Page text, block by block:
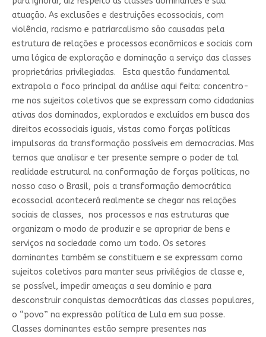
atuação. As exclusões e destruições ecossociais, com
violência, racismo e patriarcalismo são causadas pela
estrutura de relações e processos econômicos e sociais com
uma lógica de exploração e dominação a serviço das classes
proprietárias privilegiadas. Esta questão fundamental
extrapola o foco principal da análise aqui feita: concentro-
me nos sujeitos coletivos que se expressam como cidadanias
ativas dos dominados, explorados e excluídos em busca dos
direitos ecossociais iguais, vistas como forças políticas
impulsoras da transformação possíveis em democracias. Mas
temos que analisar e ter presente sempre o poder de tal
realidade estrutural na conformação de forças políticas, no
nosso caso o Brasil, pois a transformação democrática
ecossocial acontecerá realmente se chegar nas relações
sociais de classes, nos processos e nas estruturas que
organizam o modo de produzir e se apropriar de bens e
serviços na sociedade como um todo. Os setores
dominantes também se constituem e se expressam como
sujeitos coletivos para manter seus privilégios de classe e,
se possível, impedir ameaças a seu domínio e para
desconstruir conquistas democráticas das classes populares,
o “povo” na expressão política de Lula em sua posse.
Classes dominantes estão sempre presentes nas